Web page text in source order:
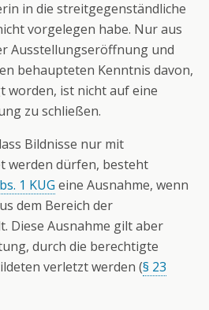
in die streitgegenständliche
vorgelegen habe. Nur aus
Ausstellungseröffnung und
behaupteten Kenntnis davon,
worden, ist nicht auf eine
zu schließen.
Bildnisse nur mit
werden dürfen, besteht
1 KUG eine Ausnahme, wenn
dem Bereich der
Diese Ausnahme gilt aber
durch die berechtigte
verletzt werden (§ 23